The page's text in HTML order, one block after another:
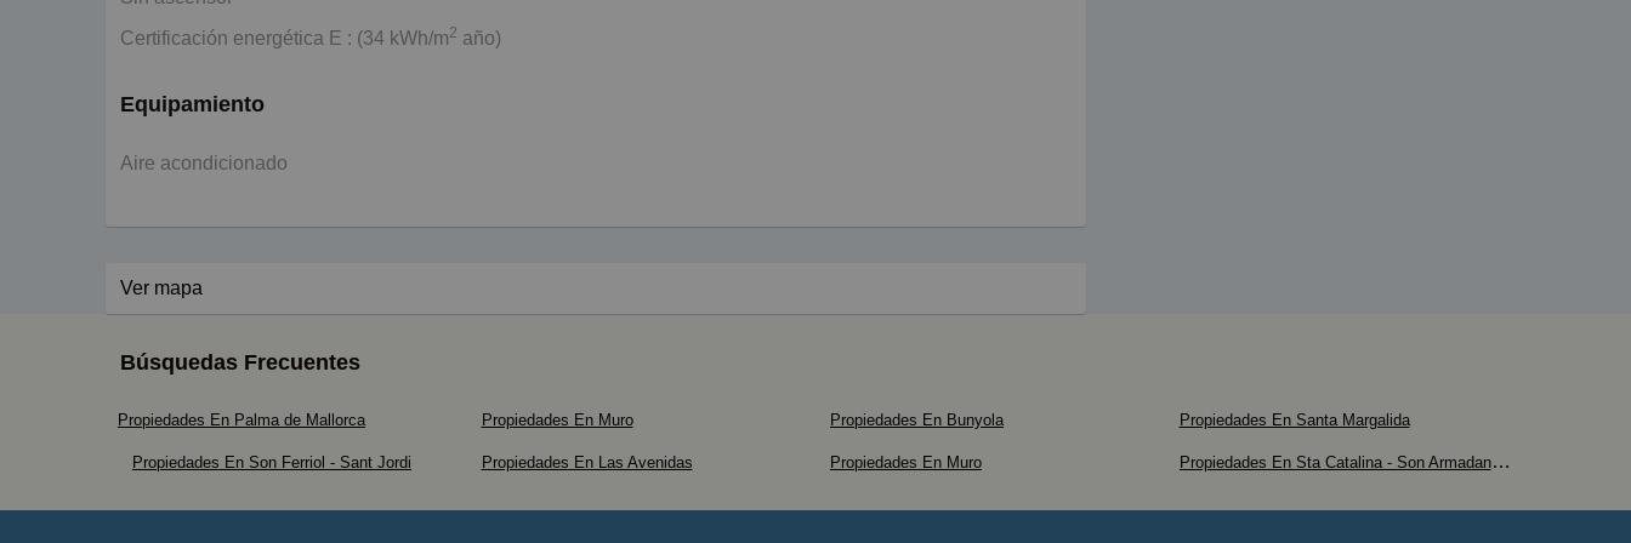
Certificación energética E : (34 kWh/m2 año)
Equipamiento
Aire acondicionado
Ver mapa
Búsquedas Frecuentes
Propiedades En Palma de Mallorca Propiedades En Muro Propiedades En Bunyola Propiedades En Santa Margalida
Propiedades En Son Ferriol - Sant Jordi Propiedades En Las Avenidas Propiedades En Muro Propiedades En Sta Catalina - Son Armadans - Maritim